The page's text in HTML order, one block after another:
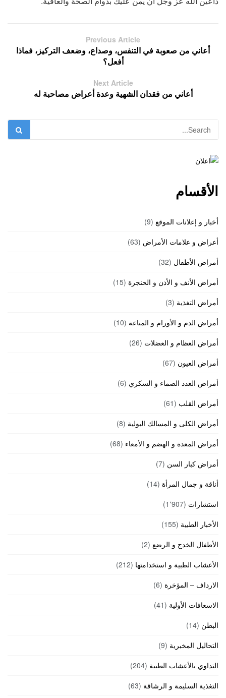
Previous Article
أعاني من صعوبة في التنفس، وصداع، وضعف التركيز، فماذا
أفعل؟
Next Article
أعاني من فقدان الشهية وعدة أعراض مصاحبة له
الأقسام
أخبار و إعلانات الموقع (9)
أعراض و علامات الأمراض (63)
أمراض الأطفال (32)
أمراض الأنف و الأذن و الحنجرة (15)
أمراض التغذية (3)
أمراض الدم و الأورام و المناعة (10)
أمراض العظام و العضلات (26)
أمراض العيون (67)
أمراض الغدد الصماء و السكري (6)
أمراض القلب (61)
أمراض الكلى و المسالك البولية (8)
أمراض المعدة و الهضم و الأمعاء (68)
أمراض كبار السن (7)
أناقة و جمال المرأة (14)
استشارات (1٬907)
الأخبار الطبية (155)
الأطفال الخدج و الرضع (2)
الأعشاب الطبية و استخدامتها (212)
الارداف – المؤخرة (6)
الاسعافات الأولية (41)
البطن (14)
التحاليل المخبرية (9)
التداوي بالأعشاب الطبية (204)
التغذية السليمة و الرشاقة (63)